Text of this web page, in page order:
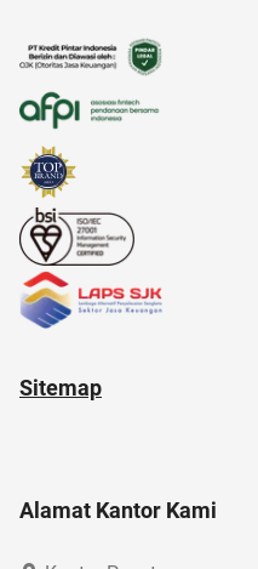
anak muda
alat musik
Sitemap
Alamat Kantor Kami